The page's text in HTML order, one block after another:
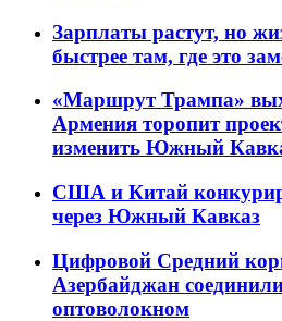
Зарплаты растут, но
быстрее там, где это
«Маршрут Трампа»
Армения торопит
изменить Южный
США и Китай
через Южный Кавказ
Цифровой Средний
Азербайджан
оптоволокном